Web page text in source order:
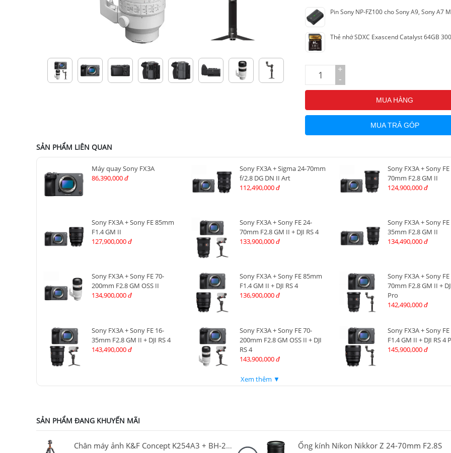
Pin Sony NP-FZ100 cho Sony A9, Sony A7
+
-
MUA HÀNG
MUA TRẢ GÓP
SẢN PHẨM LIÊN QUAN
Máy quay Sony FX3A
86,390,000 đ
Sony FX3A + Sigma 24-70mm
f/2.8 DG DN II Art
112,490,000 đ
Sony FX3A + Sony FE
70mm F2.8 GM II
124,900,000 đ
Sony FX3A + Sony FE 85mm
F1.4 GM II
127,900,000 đ
Sony FX3A + Sony FE 24-
70mm F2.8 GM II + DJI RS 4
133,900,000 đ
Sony FX3A + Sony FE
35mm F2.8 GM II
134,490,000 đ
Sony FX3A + Sony FE 70-
200mm F2.8 GM OSS II
134,900,000 đ
Sony FX3A + Sony FE 85mm
F1.4 GM II + DJI RS 4
136,900,000 đ
Sony FX3A + Sony FE
70mm F2.8 GM II +
Pro
142,490,000 đ
Sony FX3A + Sony FE 16-
35mm F2.8 GM II + DJI RS 4
143,490,000 đ
Sony FX3A + Sony FE 70-
200mm F2.8 GM OSS II + DJI
RS 4
143,900,000 đ
Sony FX3A + Sony
F1.4 GM II + DJI RS 4
145,900,000 đ
Xem thêm ▼
SẢN PHẨM ĐANG KHUYẾN MÃI
Chân máy ảnh K&F Concept K254A3 + BH-28L KF09.089V1
Ống kính Nikon Nikkor Z 24-70mm F2.8S